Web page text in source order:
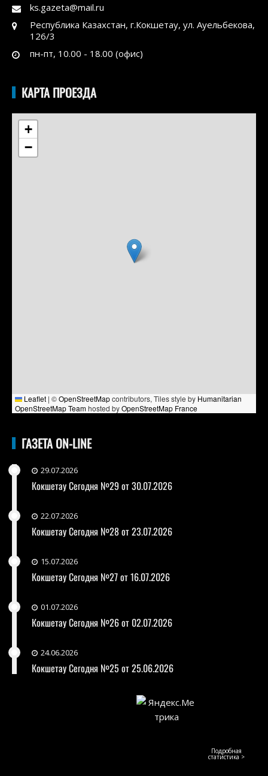
ks.gazeta@mail.ru
Республика Казахстан, г.Кокшетау, ул. Ауельбекова,
126/3
пн-пт, 10.00 - 18.00 (офис)
КАРТА ПРОЕЗДА
+
−
Leaflet | ©OpenStreetMapcontributors, Tiles style by Humanitarian
OpenStreetMap Teamhosted byOpenStreetMap France
ГАЗЕТА ON-LINE
29.07.2026
Кокшетау Сегодня №29 от 30.07.2026
22.07.2026
Кокшетау Сегодня №28 от 23.07.2026
15.07.2026
Кокшетау Сегодня №27 от 16.07.2026
01.07.2026
Кокшетау Сегодня №26 от 02.07.2026
24.06.2026
Кокшетау Сегодня №25 от 25.06.2026
Подробная
статистика >